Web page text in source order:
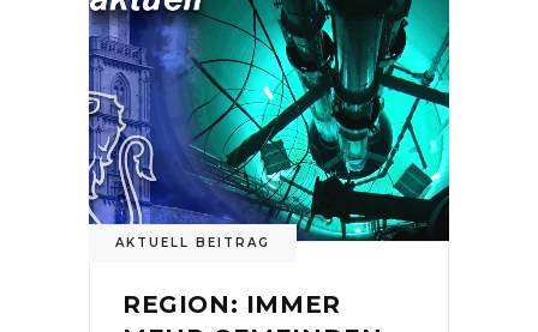
AKTUELL BEITRAG
REGION: IMMER